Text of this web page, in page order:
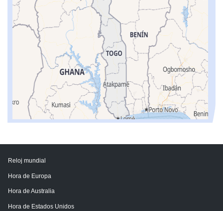
Reloj mundial
Hora de Europa
Hora de Australia
Hora de Estados Unidos